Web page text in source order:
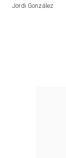
Jordi González